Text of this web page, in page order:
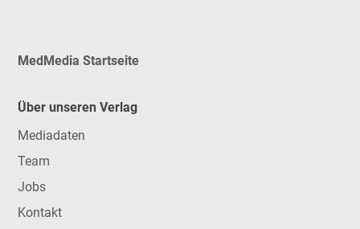
MedMedia Startseite
Über unseren Verlag
Mediadaten
Team
Jobs
Kontakt